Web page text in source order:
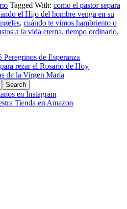
Tagged With: como el pastor separa
el Hijo del hombre venga en su
, cuándo te vimos hambriento o
a la vida eterna, tiempo ordinario,